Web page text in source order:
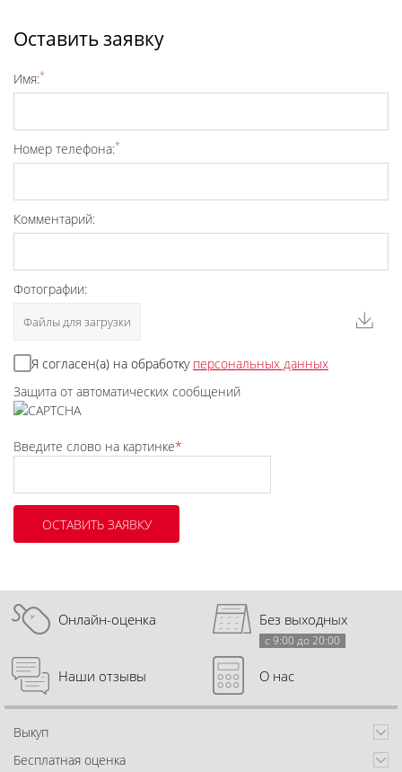
Оставить заявку
Имя:*
Номер телефона:*
Комментарий:
Фотографии:
Файлы для загрузки
Я согласен(а) на обработку персональных данных
Защита от автоматических сообщений
Введите слово на картинке*
Онлайн-оценка Без выходных
с 9:00 до 20:00
Наши отзывы О нас
Выкуп
Бесплатная оценка